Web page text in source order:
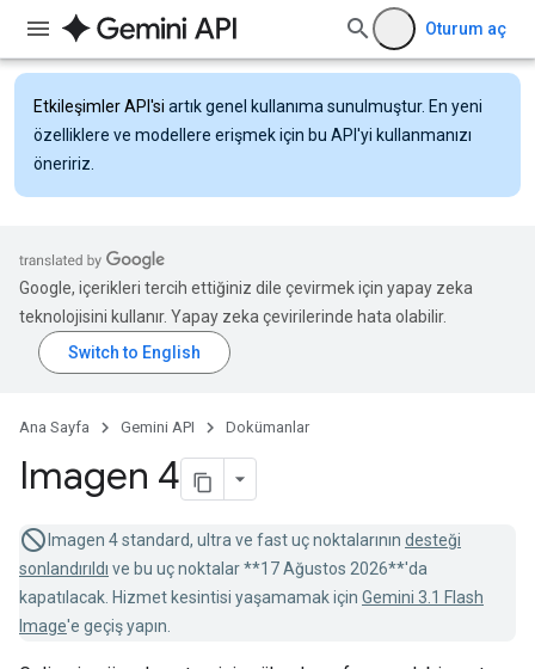
Oturum aç
Etkileşimler API'si artık genel kullanıma sunulmuştur. En yeni
özelliklere ve modellere erişmek için bu API'yi kullanmanızı
öneririz.
Google, içerikleri tercih ettiğiniz dile çevirmek için yapay zeka
teknolojisini kullanır. Yapay zeka çevirilerinde hata olabilir.
Ana Sayfa Gemini API Dokümanlar
Imagen 4
Imagen 4 standard, ultra ve fast uç noktalarının desteği
sonlandırıldı ve bu uç noktalar **17 Ağustos 2026**'da
kapatılacak. Hizmet kesintisi yaşamamak için Gemini 3.1 Flash
Image'e geçiş yapın.